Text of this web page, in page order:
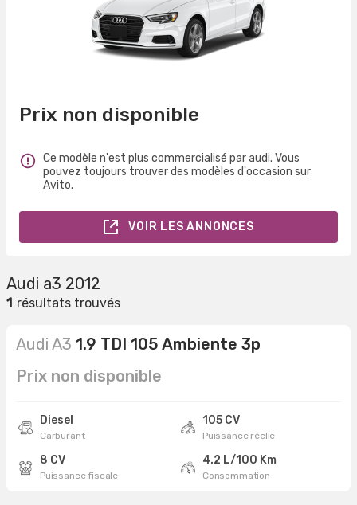
Prix non disponible
Ce modèle n'est plus commercialisé par audi. Vous
pouvez toujours trouver des modèles d'occasion sur
Avito.
VOIR LES ANNONCES
Audi a3 2012
1 résultats trouvés
Audi A3 1.9 TDI 105 Ambiente 3p
Prix non disponible
Diesel
Carburant
105 CV
Puissance réelle
8 CV
Puissance fiscale
4.2 L/100 Km
Consommation